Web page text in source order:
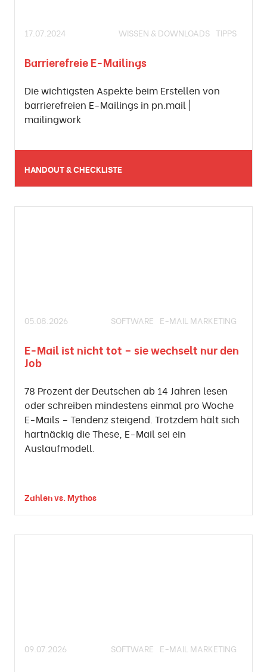
17.07.2024 WISSEN & DOWNLOADS TIPPS
Barrierefreie E-Mailings
Die wichtigsten Aspekte beim Erstellen von
barrierefreien E-Mailings in pn.mail |
mailingwork
HANDOUT & CHECKLISTE
05.08.2026 SOFTWARE E-MAIL MARKETING
E-Mail ist nicht tot – sie wechselt nur den
Job
78 Prozent der Deutschen ab 14 Jahren lesen
oder schreiben mindestens einmal pro Woche
E-Mails – Tendenz steigend. Trotzdem hält sich
hartnäckig die These, E-Mail sei ein
Auslaufmodell.
Zahlen vs. Mythos
09.07.2026 SOFTWARE E-MAIL MARKETING